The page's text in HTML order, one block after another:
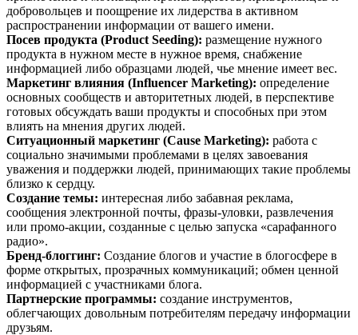
добровольцев и поощрение их лидерства в активном
распространении информации от вашего имени.
Посев продукта (Product Seeding): размещение нужного
продукта в нужном месте в нужное время, снабжение
информацией либо образцами людей, чье мнение имеет вес.
Маркетинг влияния (Influencer Marketing): определение
основных сообществ и авторитетных людей, в перспективе
готовых обсуждать ваши продукты и способных при этом
влиять на мнения других людей.
Ситуационный маркетинг (Cause Marketing): работа с
социально значимыми проблемами в целях завоевания
уважения и поддержки людей, принимающих такие проблемы
близко к сердцу.
Создание темы: интересная либо забавная реклама,
сообщения электронной почты, фразы-уловки, развлечения
или промо-акции, созданные с целью запуска «сарафанного
радио».
Бренд-блоггинг: Создание блогов и участие в блогосфере в
форме открытых, прозрачных коммуникаций; обмен ценной
информацией с участниками блога.
Партнерские программы: создание инструментов,
облегчающих довольным потребителям передачу информации
друзьям.